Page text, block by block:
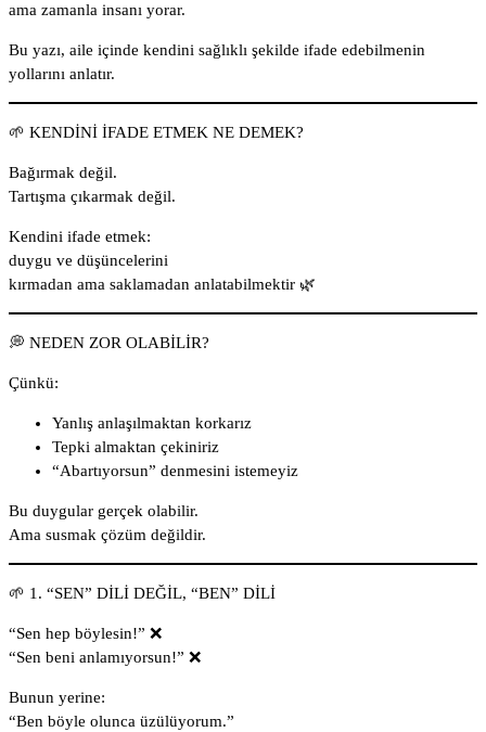
ama zamanla insanı yorar.
Bu yazı, aile içinde kendini sağlıklı şekilde ifade edebilmenin
yollarını anlatır.
🌱 KENDİNİ İFADE ETMEK NE DEMEK?
Bağırmak değil.
Tartışma çıkarmak değil.
Kendini ifade etmek:
duygu ve düşüncelerini
kırmadan ama saklamadan anlatabilmektir 🌿
💭 NEDEN ZOR OLABİLİR?
Çünkü:
Yanlış anlaşılmaktan korkarız
Tepki almaktan çekiniriz
“Abartıyorsun” denmesini istemeyiz
Bu duygular gerçek olabilir.
Ama susmak çözüm değildir.
🌱 1. “SEN” DİLİ DEĞİL, “BEN” DİLİ
“Sen hep böylesin!” ❌
“Sen beni anlamıyorsun!” ❌
Bunun yerine:
“Ben böyle olunca üzülüyorum.”